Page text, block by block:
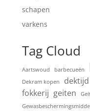
schapen
varkens
Tag Cloud
Aartswoud barbecueën
Dekram kopen
dektijd
fokkerij geiten